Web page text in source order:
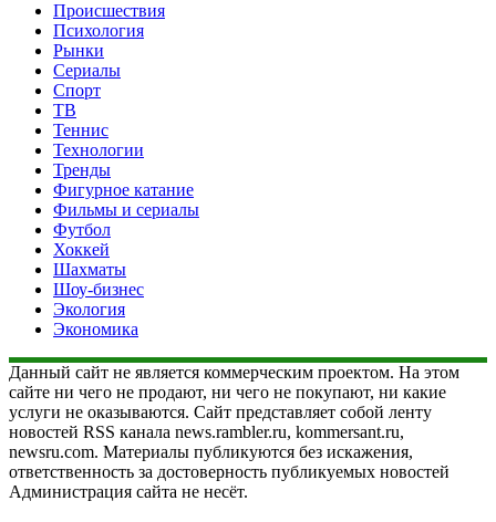
Происшествия
Психология
Рынки
Сериалы
Спорт
ТВ
Теннис
Технологии
Тренды
Фигурное катание
Фильмы и сериалы
Футбол
Хоккей
Шахматы
Шоу-бизнес
Экология
Экономика
Данный сайт не является коммерческим проектом. На этом
сайте ни чего не продают, ни чего не покупают, ни какие
услуги не оказываются. Сайт представляет собой ленту
новостей RSS канала news.rambler.ru, kommersant.ru,
newsru.com. Материалы публикуются без искажения,
ответственность за достоверность публикуемых новостей
Администрация сайта не несёт.